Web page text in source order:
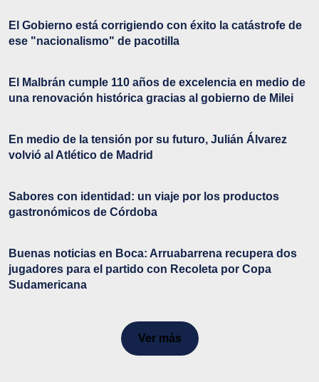
El Gobierno está corrigiendo con éxito la catástrofe de
ese "nacionalismo" de pacotilla
El Malbrán cumple 110 años de excelencia en medio de
una renovación histórica gracias al gobierno de Milei
En medio de la tensión por su futuro, Julián Álvarez
volvió al Atlético de Madrid
Sabores con identidad: un viaje por los productos
gastronómicos de Córdoba
Buenas noticias en Boca: Arruabarrena recupera dos
jugadores para el partido con Recoleta por Copa
Sudamericana
Ver más